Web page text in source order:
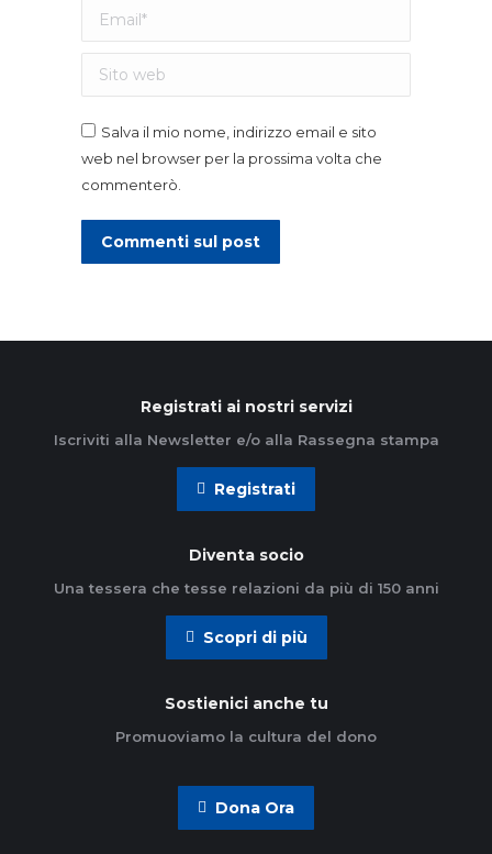
Email *
Sito web
Salva il mio nome, indirizzo email e sito
web nel browser per la prossima volta che
commenterò.
Commenti sul post
Registrati ai nostri servizi
Iscriviti alla Newsletter e/o alla Rassegna stampa
Registrati
Diventa socio
Una tessera che tesse relazioni da più di 150 anni
Scopri di più
Sostienici anche tu
Promuoviamo la cultura del dono
Dona Ora